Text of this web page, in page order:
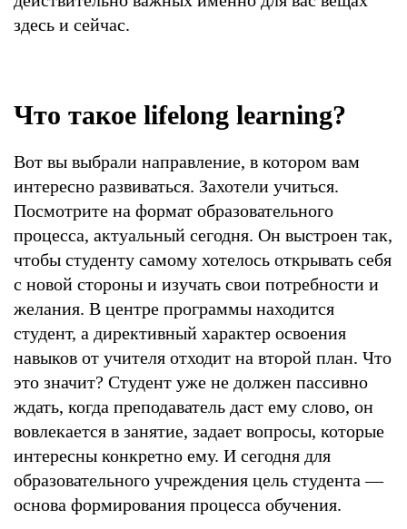
здесь и сейчас.
Что такое lifelong learning?
Вот вы выбрали направление, в котором вам
интересно развиваться. Захотели учиться.
Посмотрите на формат образовательного
процесса, актуальный сегодня. Он выстроен так,
чтобы студенту самому хотелось открывать себя
с новой стороны и изучать свои потребности и
желания. В центре программы находится
студент, а директивный характер освоения
навыков от учителя отходит на второй план. Что
это значит? Студент уже не должен пассивно
ждать, когда преподаватель даст ему слово, он
вовлекается в занятие, задает вопросы, которые
интересны конкретно ему. И сегодня для
образовательного учреждения цель студента —
основа формирования процесса обучения.